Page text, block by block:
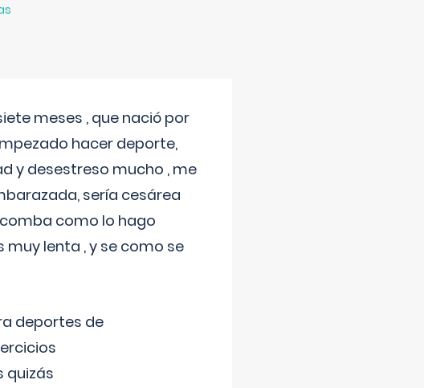
meses , que nació por
hacer deporte,
y desestreso mucho , me
sería cesárea
como lo hago
lenta , y se como se
deportes de
quizás